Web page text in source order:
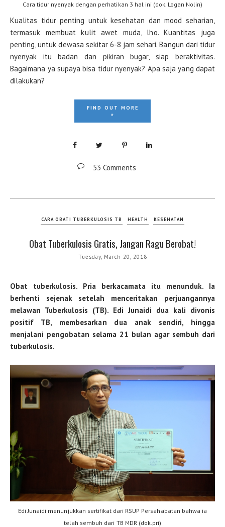
Cara tidur nyenyak dengan perhatikan 3 hal ini (dok. Logan Nolin)
Kualitas tidur penting untuk kesehatan dan mood seharian,
termasuk membuat kulit awet muda, lho. Kuantitas juga
penting, untuk dewasa sekitar 6-8 jam sehari. Bangun dari tidur
nyenyak itu badan dan pikiran bugar, siap beraktivitas.
Bagaimana ya supaya bisa tidur nyenyak? Apa saja yang dapat
dilakukan?
FIND OUT MORE
»
53 Comments
CARA OBATI TUBERKULOSIS TB HEALTH KESEHATAN
Obat Tuberkulosis Gratis, Jangan Ragu Berobat!
Tuesday, March 20, 2018
Obat tuberkulosis. Pria berkacamata itu menunduk. Ia
berhenti sejenak setelah menceritakan perjuangannya
melawan Tuberkulosis (TB). Edi Junaidi dua kali divonis
positif TB, membesarkan dua anak sendiri, hingga
menjalani pengobatan selama 21 bulan agar sembuh dari
tuberkulosis.
Edi Junaidi menunjukkan sertifikat dari RSUP Persahabatan bahwa ia
telah sembuh dari TB MDR (dok.pri)